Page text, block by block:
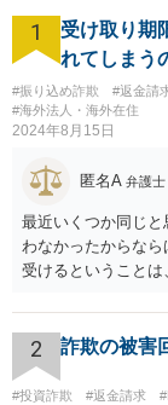
1
受け取り期
れてしまう
#振り込め詐欺 #返金請
#海外法人・海外在住
2024年8月15日
匿名A 弁護士
最近いくつか同じ
わなかったからな
受けるということ
てみてください。
2 詐欺の被害
#投資詐欺 #返金請求